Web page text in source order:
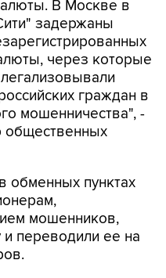
В Москве в
задержаны
через которые
граждан в
мошенничества", -
общественных
обменных пунктах
мошенников,
переводили ее на